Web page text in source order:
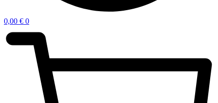
0,00 € 0